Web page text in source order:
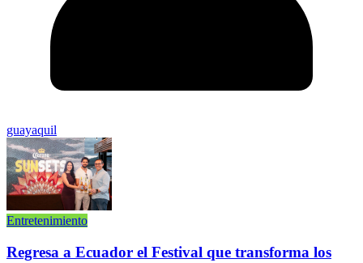
guayaquil
Entretenimiento
Regresa a Ecuador el Festival que transforma los